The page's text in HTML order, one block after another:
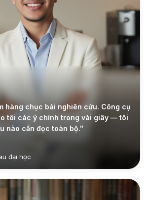
hàng chục bài nghiên cứu. Công cụ
tôi các ý chính trong vài giây — tôi
nào cần đọc toàn bộ."
đại học